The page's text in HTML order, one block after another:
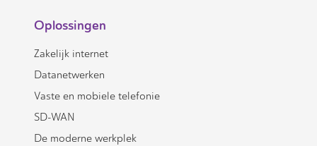
Oplossingen
Zakelijk internet
Datanetwerken
Vaste en mobiele telefonie
SD-WAN
De moderne werkplek